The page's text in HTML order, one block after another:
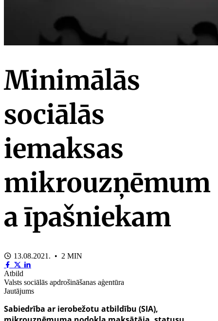
Minimālās
sociālās
iemaksas
mikrouzņēmum
a īpašniekam
13.08.2021. • 2 MIN
Atbild
Valsts sociālās apdrošināšanas aģentūra
Jautājums
Sabiedrība ar ierobežotu atbildību (SIA),